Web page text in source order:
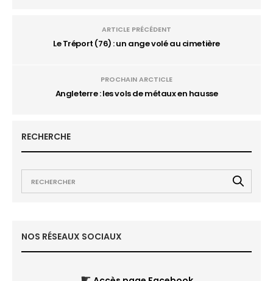
ARTICLE PRÉCÉDENT
Le Tréport (76) : un ange volé au cimetière
PROCHAIN ARCTICLE
Angleterre : les vols de métaux en hausse
RECHERCHE
NOS RÉSEAUX SOCIAUX